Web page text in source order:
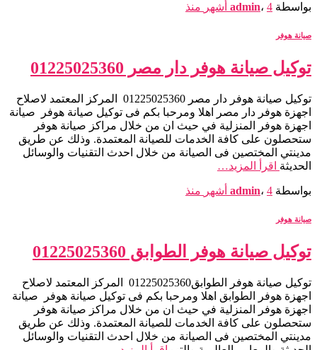
بواسطة admin، 4 أشهر منذ
صيانة هوفر
توكيل صيانة هوفر دار مصر 01225025360
توكيل صيانة هوفر دار مصر 01225025360 المركز المعتمد لاصلاح
اجهزة هوفر دار مصر اهلا ومرحبا بكم فى توكيل صيانة هوفر صيانة
اجهزة هوفر المنزلية في حيث ان من خلال مراكز صيانة هوفر
ستحصلون على كافة الخدمات للصيانة المعتمدة. وذلك عن طريق
مدينتي المختصين فى الصيانة من خلال احدث التقنيات والوسائل
الحديثة اقرأ المزيد…
بواسطة admin، 4 أشهر منذ
صيانة هوفر
توكيل صيانة هوفر الطوابق 01225025360
توكيل صيانة هوفر الطوابق01225025360 المركز المعتمد لاصلاح
اجهزة هوفر الطوابق اهلا ومرحبا بكم فى توكيل صيانة هوفر صيانة
اجهزة هوفر المنزلية في حيث ان من خلال مراكز صيانة هوفر
ستحصلون على كافة الخدمات للصيانة المعتمدة. وذلك عن طريق
مدينتي المختصين فى الصيانة من خلال احدث التقنيات والوسائل